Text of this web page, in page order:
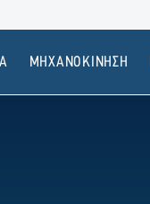
ΜΗΧΑΝΟΚΙΝΗΣΗ